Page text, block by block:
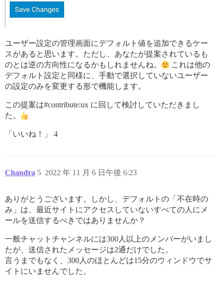
ユーザー設定の管理画面にデフォルト値を追加できるケー
スがあると思います。ただし、あなたが提案されているも
のとは逆の方向性になるかもしれませんね。
これは他の
デフォルト設定と同様に、手動で選択していないユーザー
の設定のみを変更する形で機能します。
この提案は#contribute:ux に回して検討していただきまし
た。
「いいね！」 4
Chandra 2022 年 11 月 6 日午後 6:23
5
ありがとうございます。しかし、デフォルトの「不在時の
み」は、最近サイトにアクセスしていないすべての人にメ
ールを送信するべきではありませんか？
一般チャットチャンネルには300人以上のメンバーがいまし
たが、送信されたメッセージは2通だけでした。
言うまでもなく、300人のほとんどは15分のウィンドウでサ
イトにいませんでした。